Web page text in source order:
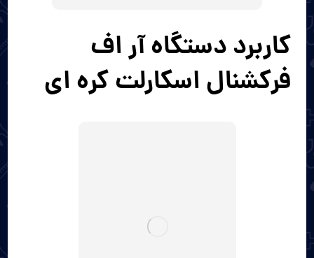
کاربرد دستگاه آر اف
فرکشنال اسکارلت کره ای